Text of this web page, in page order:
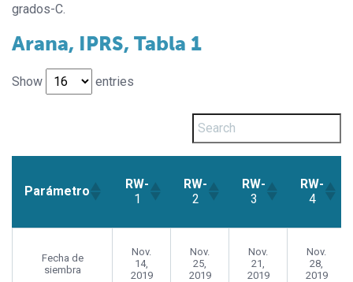
grados-C.
Arana, IPRS, Tabla 1
Show entries
Parámetro
RW-
1
RW-
2
RW-
3
RW-
4
1
2
3
4
Fecha de
siembra
Nov.
14,
2019
Nov.
25,
2019
Nov.
21,
2019
Nov.
28,
2019